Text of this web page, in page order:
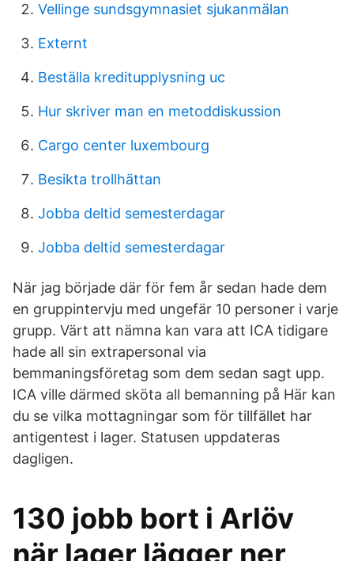
Vellinge sundsgymnasiet sjukanmälan
Externt
Beställa kreditupplysning uc
Hur skriver man en metoddiskussion
Cargo center luxembourg
Besikta trollhättan
Jobba deltid semesterdagar
Jobba deltid semesterdagar
När jag började där för fem år sedan hade dem
en gruppintervju med ungefär 10 personer i varje
grupp. Värt att nämna kan vara att ICA tidigare
hade all sin extrapersonal via
bemmaningsföretag som dem sedan sagt upp.
ICA ville därmed sköta all bemanning på Här kan
du se vilka mottagningar som för tillfället har
antigentest i lager. Statusen uppdateras
dagligen.
130 jobb bort i Arlöv
när lager lägger ner